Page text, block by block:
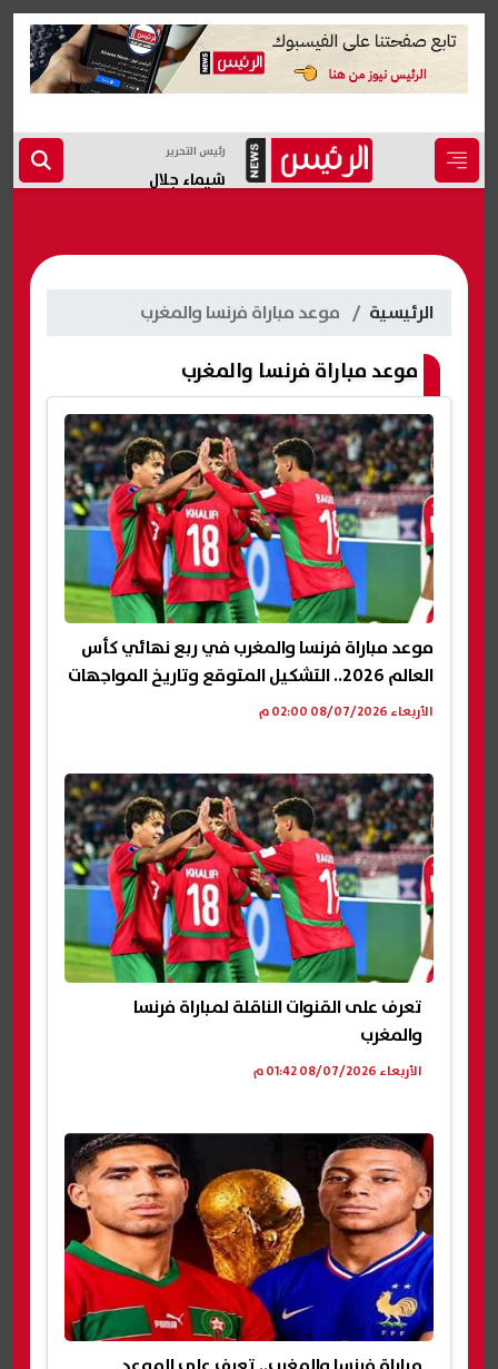
رئيس التحرير
شيماء جلال
الرئيسية موعد مباراة فرنسا والمغرب
موعد مباراة فرنسا والمغرب
موعد مباراة فرنسا والمغرب في ربع نهائي كأس
العالم 2026.. التشكيل المتوقع وتاريخ المواجهات
الأربعاء 08/07/2026 02:00 م
تعرف على القنوات الناقلة لمباراة فرنسا
والمغرب
الأربعاء 08/07/2026 01:42 م